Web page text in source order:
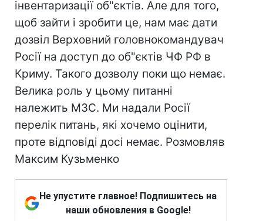
Не упустите главное! Подпишитесь на
наши обновления в Google!